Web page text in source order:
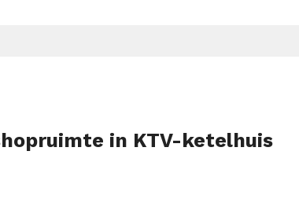
in KTV-ketelhuis